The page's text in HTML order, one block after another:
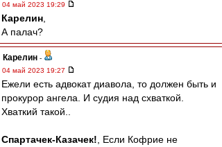
04 май 2023 19:29
Карелин
А палач?
Карелин -
04 май 2023 19:27
Ежели есть адвокат диавола, то должен быть и
прокурор ангела. И судия над схваткой.
Хваткий такой..
Спартачек-Казачек! , Если Кофрие не